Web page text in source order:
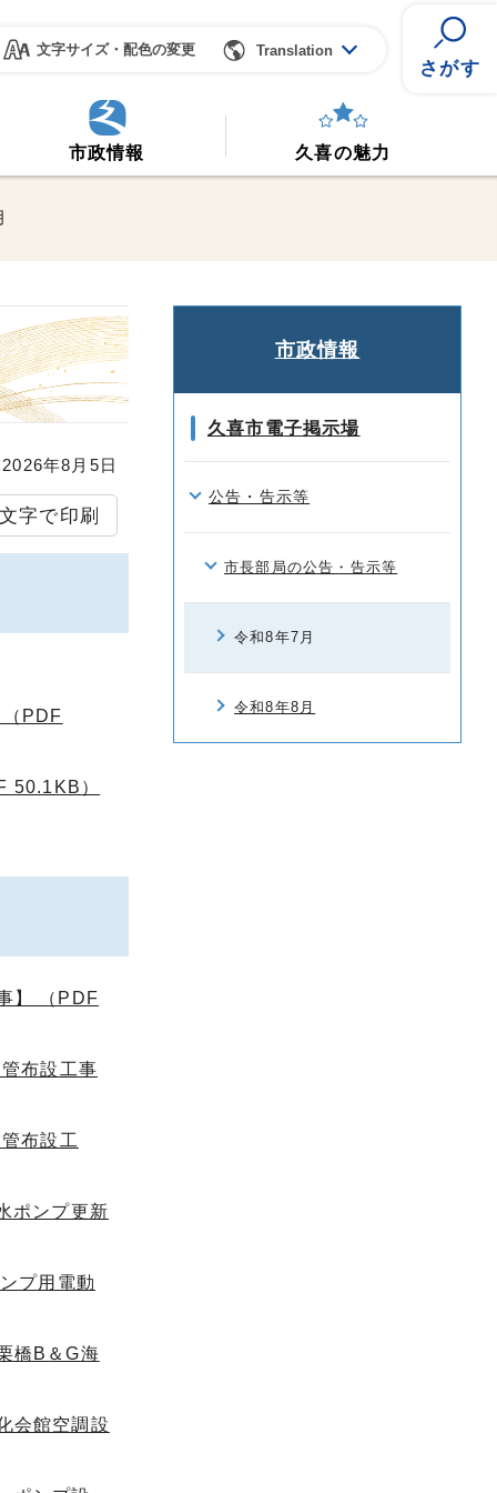
文字サイズ・配色の変更 Translation
さがす
市政情報 久喜の魅力
年8月5日
字で印刷
PDF
50.1KB）
】 （PDF
布設工事
布設工
ポンプ更新
プ用電動
橋B＆G海
会館空調設
市政情報
久喜市電子掲示場
公告・告示等
市長部局の公告・告示等
令和8年7月
令和8年8月